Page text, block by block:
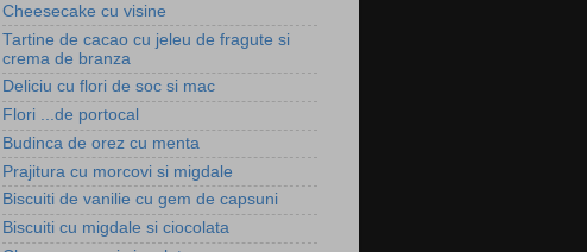
Cheesecake cu visine
Tartine de cacao cu jeleu de fragute si
crema de branza
Deliciu cu flori de soc si mac
Flori ...de portocal
Budinca de orez cu menta
Prajitura cu morcovi si migdale
Biscuiti de vanilie cu gem de capsuni
Biscuiti cu migdale si ciocolata